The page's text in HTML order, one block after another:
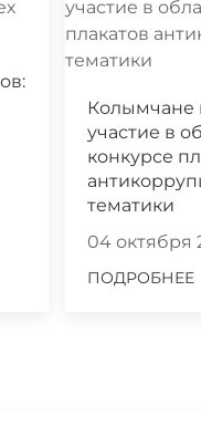
Колымчане
участие в
конкурсе
тематики
04 октября
ПОДРОБНЕЕ